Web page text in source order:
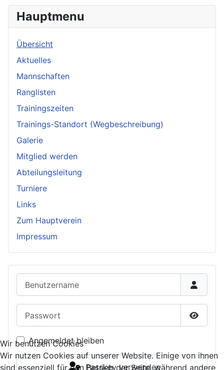
Hauptmenu
Übersicht
Aktuelles
Mannschaften
Ranglisten
Trainingszeiten
Trainings-Standort (Wegbeschreibung)
Galerie
Mitglied werden
Abteilungsleitung
Turniere
Links
Zum Hauptverein
Impressum
Angemeldet bleiben
Passkey verwenden
Wir benutzen Cookies
Wir nutzen Cookies auf unserer Website. Einige von ihnen
sind essenziell für den Betrieb der Seite, während andere